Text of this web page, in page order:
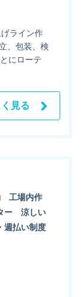
ライン作
、包装、検
にローテ
見る
工場内作
ー 涼しい
払い制度